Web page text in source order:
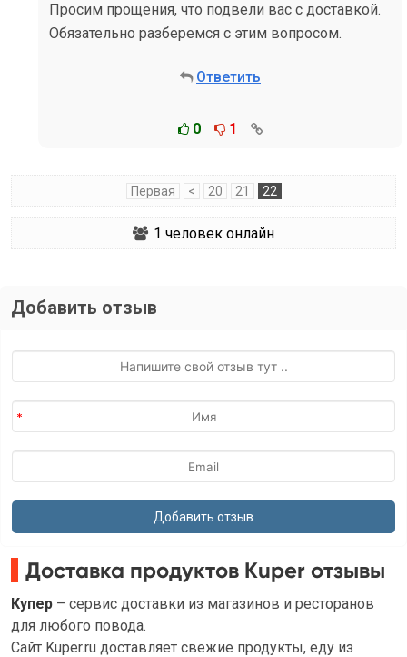
Просим прощения, что подвели вас с доставкой.
Обязательно разберемся с этим вопросом.
Ответить
0 1
Первая < 20 21 22
1 человек онлайн
Добавить отзыв
Доставка продуктов Kuper отзывы
Купер – сервис доставки из магазинов и ресторанов
для любого повода.
Сайт Kuper.ru доставляет свежие продукты, еду из